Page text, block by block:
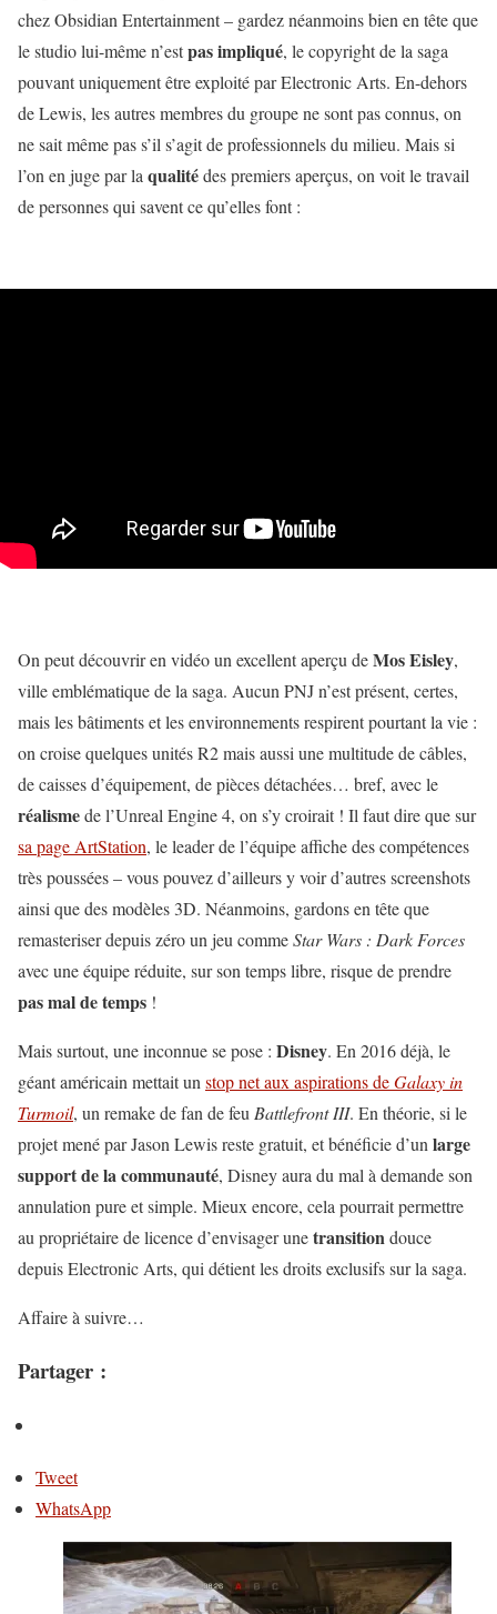
chez Obsidian Entertainment – gardez néanmoins bien en tête que
le studio lui-même n’estpas impliqué, le copyright de la saga
pouvant uniquement être exploité par Electronic Arts. En-dehors
de Lewis, les autres membres du groupe ne sont pas connus, on
ne sait même pas s’il s’agit de professionnels du milieu. Mais si
l’on en juge par la qualitédes premiers aperçus, on voit le travail
de personnes qui savent ce qu’elles font :
On peut découvrir en vidéo un excellent aperçu deMos Eisley,
ville emblématique de la saga. Aucun PNJ n’est présent, certes,
mais les bâtiments et les environnements respirent pourtant la vie :
on croise quelques unités R2 mais aussi une multitude de câbles,
de caisses d’équipement, de pièces détachées… bref, avec le
réalismede l’Unreal Engine 4, on s’y croirait ! Il faut dire que sur
sa page ArtStation, le leader de l’équipe affiche des compétences
très poussées – vous pouvez d’ailleurs y voir d’autres screenshots
ainsi que des modèles 3D. Néanmoins, gardons en tête que
remasteriser depuis zéro un jeu commeStar Wars : Dark Forces
avec une équipe réduite, sur son temps libre, risque de prendre
pas mal de temps !
Mais surtout, une inconnue se pose : Disney. En 2016 déjà, le
géant américain mettait un stop net aux aspirations deGalaxy in
Turmoil, un remake de fan de feu Battlefront III. En théorie, si le
projet mené par Jason Lewis reste gratuit, et bénéficie d’un large
support de la communauté, Disney aura du mal à demande son
annulation pure et simple. Mieux encore, cela pourrait permettre
au propriétaire de licence d’envisager unetransition douce
depuis Electronic Arts, qui détient les droits exclusifs sur la saga.
Affaire à suivre…
Partager :
Tweet
WhatsApp